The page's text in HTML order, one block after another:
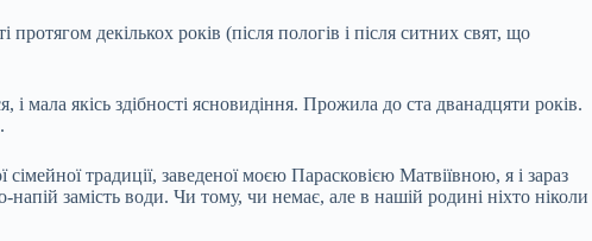
декількох років (після пологів і після ситних свят, що
мала якісь здібності ясновидіння. Прожила до ста дванадцяти років.
традиції, заведеної моєю Парасковією Матвіївною, я і зараз
замість води. Чи тому, чи немає, але в нашій родині ніхто ніколи